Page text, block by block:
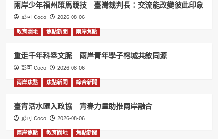
兩岸少年福州策馬競技 臺灣裁判長：交流能改變彼此印象
彭可 Coco 2026-08-06
教育園地 焦點新聞 兩岸焦點
重走千年科舉文脈 兩岸青年學子榕城共敘同源
彭可 Coco 2026-08-06
兩岸焦點 焦點新聞 綜合新聞
臺青活水匯入政協 青春力量助推兩岸融合
彭可 Coco 2026-08-06
兩岸焦點 教育園地 焦點新聞